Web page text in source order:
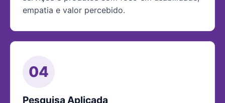
empatia e valor percebido.
04
Pesquisa Aplicada